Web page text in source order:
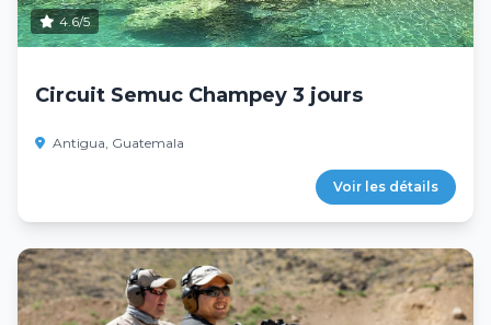
4.6/5
Circuit Semuc Champey 3 jours
Antigua, Guatemala
Voir les détails